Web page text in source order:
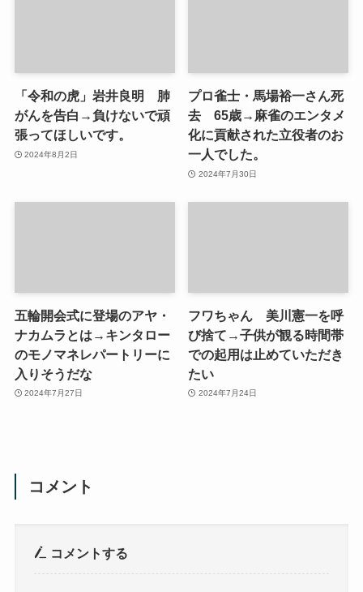
「令和の虎」岩井良明 肺
がんを告白→負けないで頑
張ってほしいです。
2024年8月2日
プロ雀士・馬場裕一さん死
去 65歳→麻雀のエンタメ
化に貢献された立役者のお
一人でした。
2024年7月30日
五輪開会式に登場のアヤ・
ナカムラとは→キンタロー
のモノマネレパートリーに
入りそうだな
2024年7月27日
フワちゃん 美川憲一を呼
び捨て→子供が観る時間帯
での起用は止めていただき
たい
2024年7月24日
コメント
コメントする